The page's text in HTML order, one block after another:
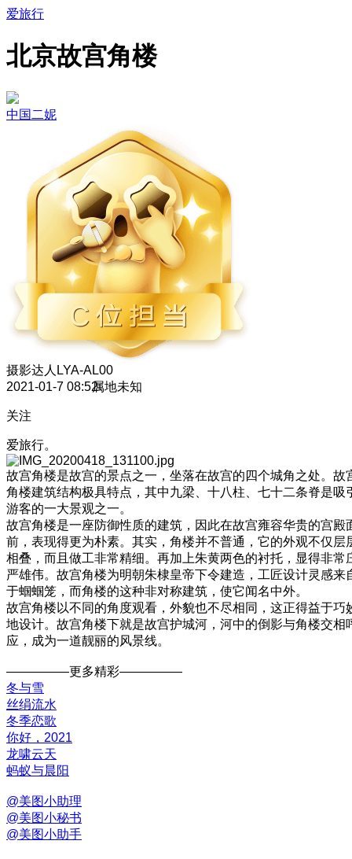
爱旅行
北京故宫角楼
中国二妮
摄影达人 LYA-AL00
2021-01-7 08:52属地未知
关注
爱旅行。
故宫角楼是故宫的景点之一，坐落在故宫的四个城角之处。故
角楼建筑结构极具特点，其中九梁、十八柱、七十二条脊是吸
游客的一大景观之一。
故宫角楼是一座防御性质的建筑，因此在故宫雍容华贵的宫殿
前，表现得更为朴素。其实，角楼并不普通，它的外观不仅层
相叠，而且做工非常精细。再加上朱黄两色的衬托，显得非常
严雄伟。故宫角楼为明朝朱棣皇帝下令建造，工匠设计灵感来
于蝈蝈笼，而角楼的这种非对称建筑，使它闻名中外。
故宫角楼以不同的角度观看，外貌也不尽相同，这正得益于巧
地设计。故宫角楼下就是故宫护城河，河中的倒影与角楼交相
应，成为一道靓丽的风景线。
—————更多精彩—————
冬与雪
丝绢流水
冬季恋歌
你好，2021
龙啸云天
蚂蚁与晨阳
@美图小助理
@美图小秘书
@美图小助手